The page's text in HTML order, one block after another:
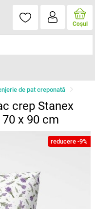
Coşul
de pat creponată
crep Stanex
x 90 cm
reducere -9%